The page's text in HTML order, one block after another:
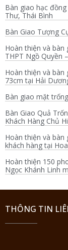
Bàn giao hạc
Thư, Thái Bình
Bàn Giao Tượng
Hoàn thiện và
THPT Ngồ Quyền
Hoàn thiện và
73cm tại Hải
Bàn giao mặt
Bàn Giao Quả
Khách Hàng Chủ
Hoàn thiện và
khách hàng tại
Hoàn thiện 150
Ngọc Khánh Linh
THÔNG TIN